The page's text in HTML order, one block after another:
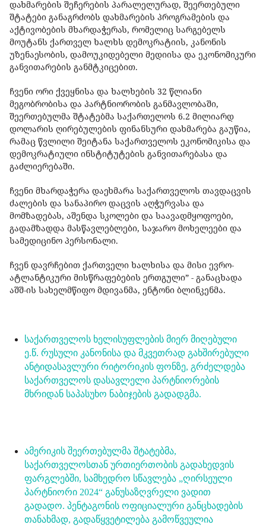
დახმარების შეჩერების პარალელურად, შეერთებული
შტატები განაგრძობს დახმარების პროგრამების და
აქტივობების მხარდაჭერას, რომელიც სარგებელს
მოუტანს ქართველ ხალხს დემოკრატიის, კანონის
უზენაესობის, დამოუკიდებელი მედიისა და ეკონომიკური
განვითარების განმტკიცებით.
ჩვენი ორი ქვეყნისა და ხალხების 32 წლიანი
მეგობრობისა და პარტნიორობის განმავლობაში,
შეერთებულმა შტატებმა საქართელოს 6.2 მილიარდ
დოლარის ღირებულების ფინანსური დახმარება გაუწია,
რამაც წვლილი შეიტანა საქართველოს ეკონომიკისა და
დემოკრატიული ინსტიტუტების განვითარებასა და
გაძლიერებაში.
ჩვენი მხარდაჭერა დაეხმარა საქართველოს თავდაცვის
ძალების და სანაპირო დაცვის აღჭურვასა და
მომზადებას, აშენდა სკოლები და საავადმყოფოები,
გადამზადდა მასწავლებლები, საჯარო მოხელეები და
სამედიცინო პერსონალი.
ჩვენ დავრჩებით ქართველი ხალხისა და მისი ევრო-
ატლანტიკური მისწრაფებების ერთგული” - განაცხადა
აშშ-ის სახელმწიფო მდივანმა, ენტონი ბლინკენმა.
საქართველოს ხელისუფლების მიერ მიღებული
ე.წ. რუსული კანონისა და მკვეთრად გახშირებული
ანტიდასავლური რიტორიკის ფონზე, გრძელდება
საქართველოს დასავლელი პარტნიორების
მხრიდან საპასუხო ნაბიჯების გადადგმა.
ამერიკის შეერთებულმა შტატებმა,
საქართველოსთან ურთიერთობის გადახედვის
ფარგლებში, სამხედრო სწავლება „ღირსეული
პარტნიორი 2024“ განუსაზღვრელი ვადით
გადადო. პენტაგონის ოფიციალური განცხადების
თანახმად, გადაწყვეტილება გამოწვეულია